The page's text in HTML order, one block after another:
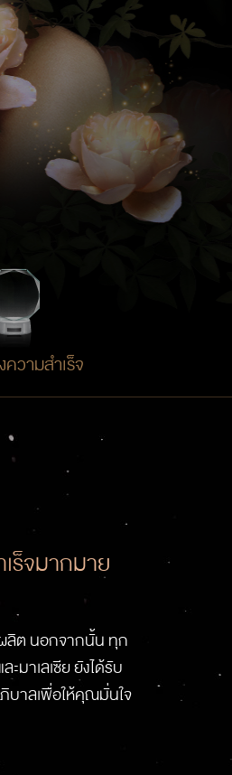
ความสำเร็จ
ร็จมากมาย
ลิต นอกจากนั้น ทุก
มาเลเซีย ยังได้รับ
บาลเพื่อให้คุณมั่นใจ